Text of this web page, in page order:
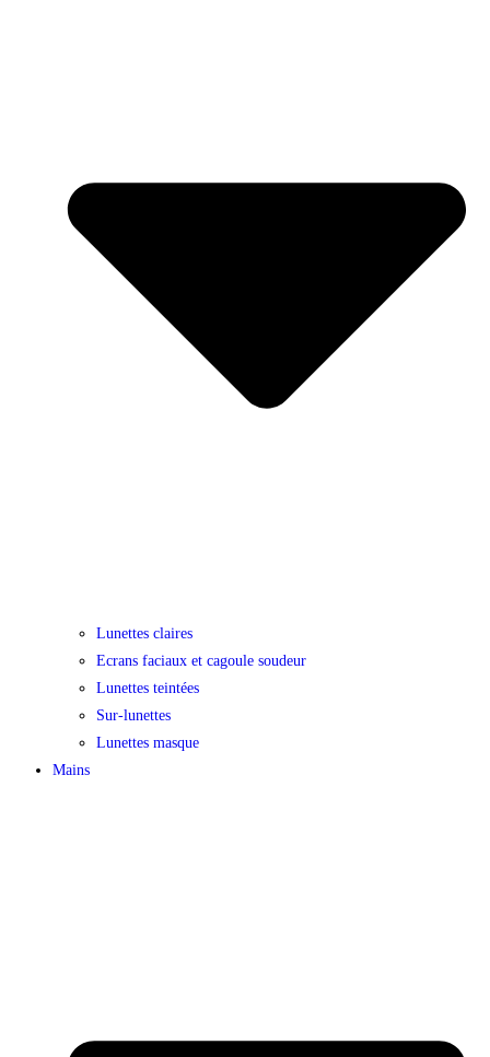
Lunettes claires
Ecrans faciaux et cagoule soudeur
Lunettes teintées
Sur-lunettes
Lunettes masque
Mains